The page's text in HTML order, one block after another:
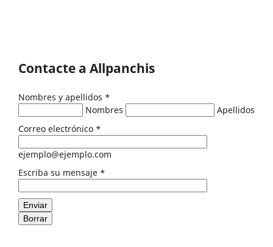
Contacte a Allpanchis
Nombres y apellidos *
Nombres
Apellidos
Correo electrónico *
ejemplo@ejemplo.com
Escriba su mensaje *
Enviar
Borrar